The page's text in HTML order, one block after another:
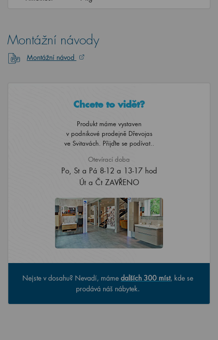
Montážní návody
Montážní návod
Chcete to vidět?
Produkt máme vystaven
v podnikové prodejně Dřevojas
ve Svitavách. Přijďte se podívat..
Otevírací doba
Po, St a Pá 8-12 a 13-17 hod
Út a Čt ZAVŘENO
Nejste v dosahu? Nevadí, máme dalších 300 míst, kde se
prodává náš nábytek.